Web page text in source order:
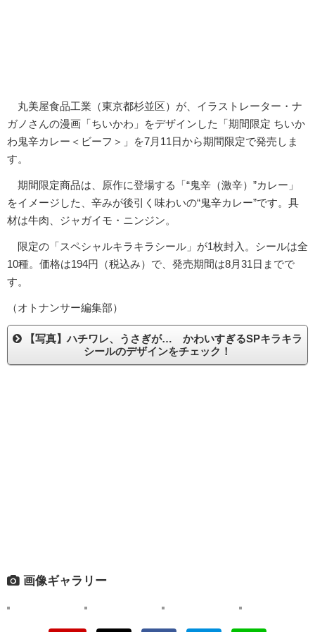
丸美屋食品工業（東京都杉並区）が、イラストレーター・ナ
ガノさんの漫画「ちいかわ」をデザインした「期間限定 ちいか
わ鬼辛カレー＜ビーフ＞」を7月11日から期間限定で発売しま
す。
期間限定商品は、原作に登場する「“鬼辛（激辛）”カレー」
をイメージした、辛みが後引く味わいの“鬼辛カレー”です。具
材は牛肉、ジャガイモ・ニンジン。
限定の「スペシャルキラキラシール」が1枚封入。シールは全
10種。価格は194円（税込み）で、発売期間は8月31日までで
す。
（オトナンサー編集部）
【写真】ハチワレ、うさぎが… かわいすぎるSPキラキラ
シールのデザインをチェック！
画像ギャラリー